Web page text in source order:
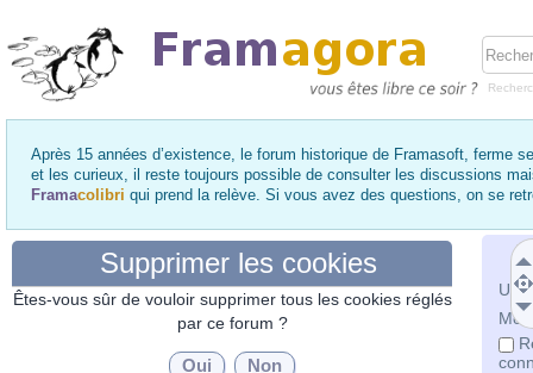
Après 15 années d’existence, le forum historique de Framasoft, ferme
et les curieux, il reste toujours possible de consulter les discussions
Framacolibri qui prend la relève. Si vous avez des questions, on se
Mot
Supprimer les cookies
Êtes-vous sûr de vouloir supprimer tous les cookies réglés
par ce forum ?